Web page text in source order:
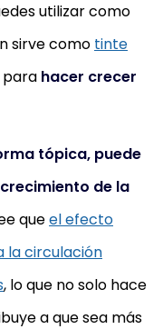
utilizar como
sirve como tinte
para hacer crecer
tópica, puede
de la
queel efecto
la circulación
, lo que no solo hace
a que sea más